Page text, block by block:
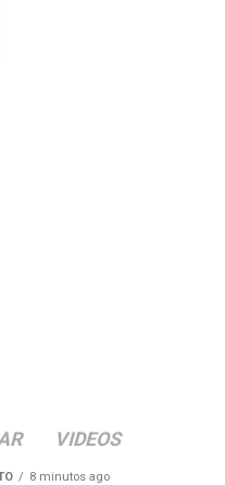
VIDEOS
8 minutos ago